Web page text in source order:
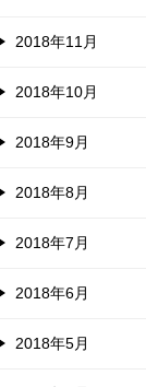
2018年11月
2018年10月
2018年9月
2018年8月
2018年7月
2018年6月
2018年5月